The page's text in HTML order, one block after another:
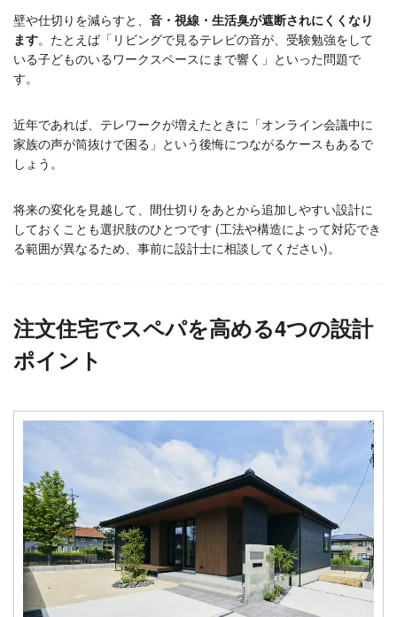
壁や仕切りを減らすと、 音・視線・生活臭が遮断されにくくなり
ます。たとえば「リビングで見るテレビの音が、受験勉強をして
いる子どものいるワークスペースにまで響く」といった問題で
す。
近年であれば、テレワークが増えたときに「オンライン会議中に
家族の声が筒抜けで困る」という後悔につながるケースもあるで
しょう。
将来の変化を見越して、間仕切りをあとから追加しやすい設計に
しておくことも選択肢のひとつです (工法や構造によって対応でき
る範囲が異なるため、事前に設計士に相談してください)。
注文住宅でスペパを高める4つの設計
ポイント